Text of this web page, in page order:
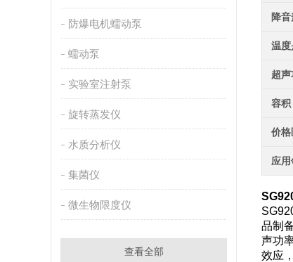
防爆电机蠕动泵
蠕动泵
实验室注射泵
旋转蒸发仪
水质分析仪
集菌仪
微生物限度仪
查看全部
降
温度
超
容积
价格
应
品制
声功
效应